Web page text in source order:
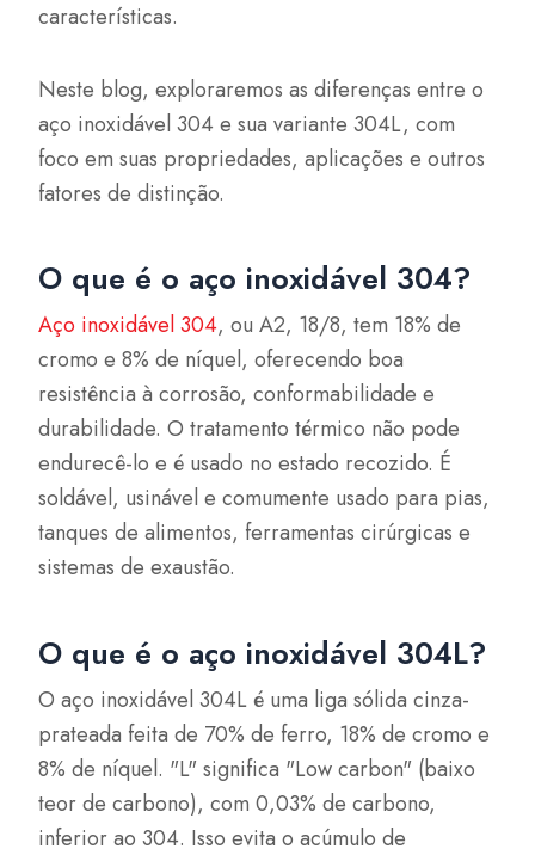
características.
Neste blog, exploraremos as diferenças entre o
aço inoxidável 304 e sua variante 304L, com
foco em suas propriedades, aplicações e outros
fatores de distinção.
O que é o aço inoxidável 304?
Aço inoxidável 304, ou A2, 18/8, tem 18% de
cromo e 8% de níquel, oferecendo boa
resistência à corrosão, conformabilidade e
durabilidade. O tratamento térmico não pode
endurecê-lo e é usado no estado recozido. É
soldável, usinável e comumente usado para pias,
tanques de alimentos, ferramentas cirúrgicas e
sistemas de exaustão.
O que é o aço inoxidável 304L?
O aço inoxidável 304L é uma liga sólida cinza-
prateada feita de 70% de ferro, 18% de cromo e
8% de níquel. "L" significa "Low carbon" (baixo
teor de carbono), com 0,03% de carbono,
inferior ao 304. Isso evita o acúmulo de